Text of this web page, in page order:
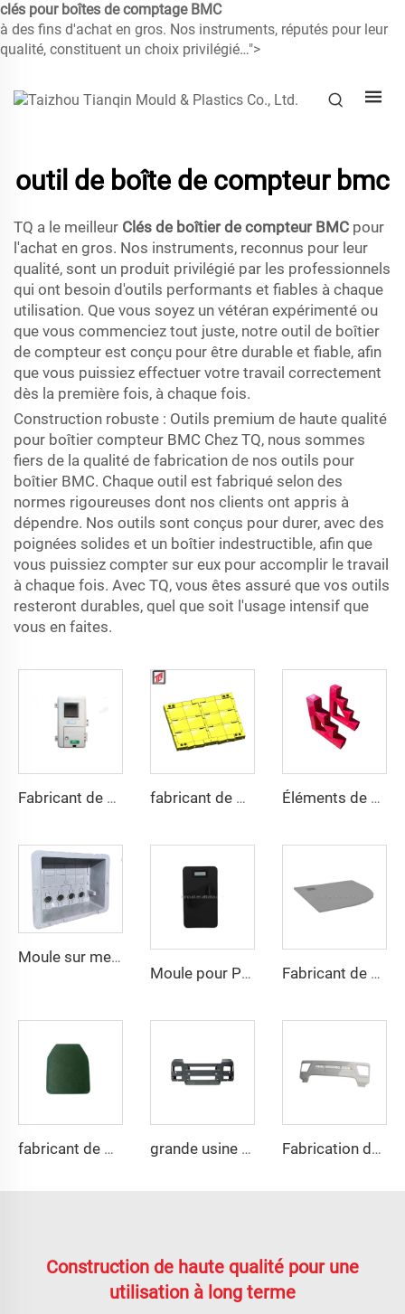
clés pour boîtes de comptage BMC
à des fins d'achat en gros. Nos instruments, réputés pour leur
qualité, constituent un choix privilégié…">
outil de boîte de compteur bmc
TQ a le meilleur Clés de boîtier de compteur BMC pour
l'achat en gros. Nos instruments, reconnus pour leur
qualité, sont un produit privilégié par les professionnels
qui ont besoin d'outils performants et fiables à chaque
utilisation. Que vous soyez un vétéran expérimenté ou
que vous commenciez tout juste, notre outil de boîtier
de compteur est conçu pour être durable et fiable, afin
que vous puissiez effectuer votre travail correctement
dès la première fois, à chaque fois.
Construction robuste : Outils premium de haute qualité
pour boîtier compteur BMC Chez TQ, nous sommes
fiers de la qualité de fabrication de nos outils pour
boîtier BMC. Chaque outil est fabriqué selon des
normes rigoureuses dont nos clients ont appris à
dépendre. Nos outils sont conçus pour durer, avec des
poignées solides et un boîtier indestructible, afin que
vous puissiez compter sur eux pour accomplir le travail
à chaque fois. Avec TQ, vous êtes assuré que vos outils
resteront durables, quel que soit l'usage intensif que
vous en faites.
Fabricant de moules pour boîtes à compteurs en SMC et BMC fabricant de moules de gilets pare-balles militaires Éléments de matériaux d'isolation série CT/CJ, supports de barre omnibus zéro, isolateurs d'escalier, supports de barre omnibus trapézoïdaux pour systèmes électriques
Moule sur mesure pour boîtier de distribution électrique en plastique Moule pour boîtier de compteur électrique extérieur
Moule pour Plaque d'Armure UHMWPE Moule pour Plaque de Gilet Moulage par Compression Fabricant de Moules d'Armure en PE
Fabricant de Taizhou, plateau de douche anti-dérapant durable, outil de moule de base de plateau de douche OEM
fabricant de moules pour gilets pare-balles grande usine de fabrication moule arrière en acier SMC Fabrication de pièces extérieures automobiles en plastique injecté de haute qualité pour pare-boue arrière
Construction de haute qualité pour une
utilisation à long terme